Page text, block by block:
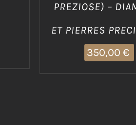
PREZIOSE) –
ET PIERRES
350,00 €